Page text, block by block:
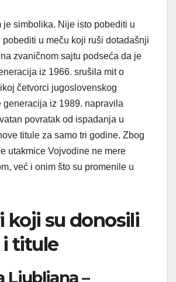
je simbolika. Nije isto pobediti u
u meču koji ruši dotadašnji
zvaničnom sajtu podseća da je
iz 1966. srušila mit o
četvorci jugoslovenskog
generacija iz 1989. napravila
povratak od ispadanja u
titule za samo tri godine. Zbog
utakmice Vojvodine ne mere
već i onim što su promenile u
koji su donosili
titule
Ljubljana –